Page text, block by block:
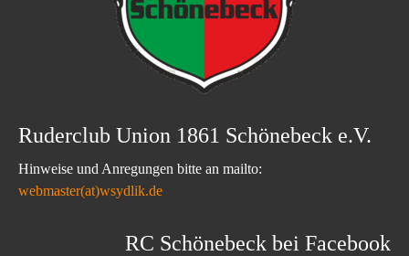
Ruderclub Union 1861 Schönebeck e.V.
Hinweise und Anregungen bitte an mailto:
webmaster(at)wsydlik.de
RC Schönebeck bei Facebook